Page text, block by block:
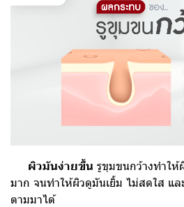
ผิวมันง่ายขึ้น รูขุมขนกว้างทำใ
มาก จนทำให้ผิวดูมันเยิ้ม ไม่สดใส แ
ตามมาได้